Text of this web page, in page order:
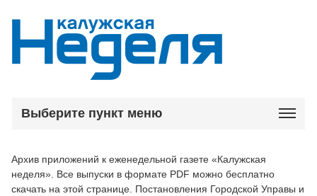
Выберите пункт меню
Архив приложений к еженедельной газете «Калужская
неделя». Все выпуски в формате PDF можно бесплатно
скачать на этой странице. Постановления Городской Управы и